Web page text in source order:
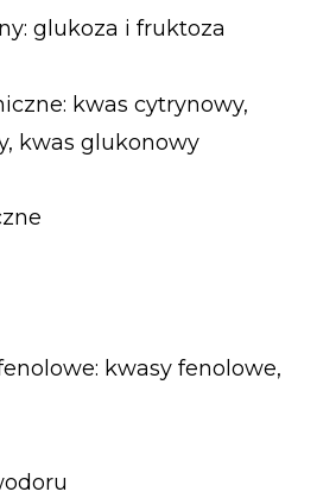
glukoza i fruktoza
kwas cytrynowy,
kwas glukonowy
kwasy fenolowe,